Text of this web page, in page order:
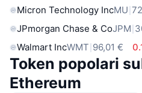
Micron Technology IncMU
JPmorgan Chase & CoJPM
Walmart IncWMT 96,01 €
Token popolari
Ethereum